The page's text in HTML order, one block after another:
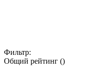
Фильтр:
Общий рейтинг ()